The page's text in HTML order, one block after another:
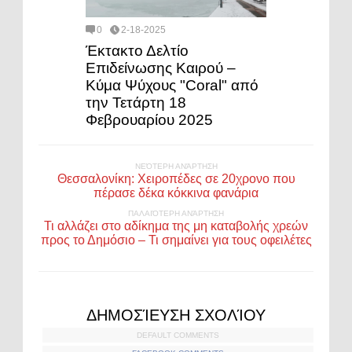
0 2-18-2025
Έκτακτο Δελτίο
Επιδείνωσης Καιρού –
Κύμα Ψύχους "Coral" από
την Τετάρτη 18
Φεβρουαρίου 2025
ΝΕΌΤΕΡΗ ΑΝΆΡΤΗΣΗ
Θεσσαλονίκη: Χειροπέδες σε 20χρονο που
πέρασε δέκα κόκκινα φανάρια
ΠΑΛΑΙΌΤΕΡΗ ΑΝΆΡΤΗΣΗ
Τι αλλάζει στο αδίκημα της μη καταβολής χρεών
προς το Δημόσιο – Τι σημαίνει για τους οφειλέτες
ΔΗΜΟΣΊΕΥΣΗ ΣΧΟΛΊΟΥ
DEFAULT COMMENTS